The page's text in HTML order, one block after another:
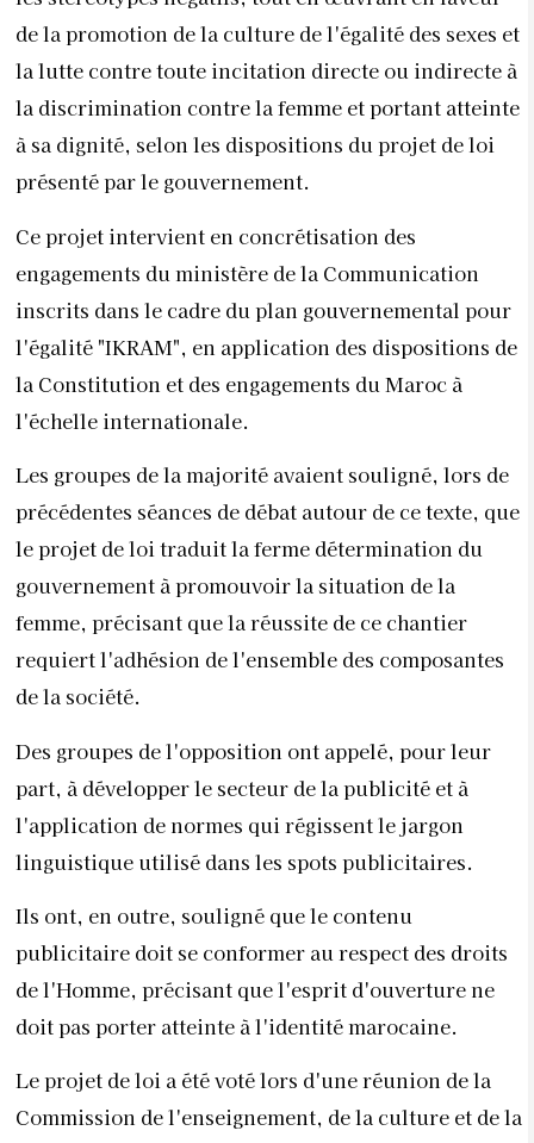
de la promotion de la culture de l'égalité des sexes et
la lutte contre toute incitation directe ou indirecte à
la discrimination contre la femme et portant atteinte
à sa dignité, selon les dispositions du projet de loi
présenté par le gouvernement.
Ce projet intervient en concrétisation des
engagements du ministère de la Communication
inscrits dans le cadre du plan gouvernemental pour
l'égalité "IKRAM", en application des dispositions de
la Constitution et des engagements du Maroc à
l'échelle internationale.
Les groupes de la majorité avaient souligné, lors de
précédentes séances de débat autour de ce texte, que
le projet de loi traduit la ferme détermination du
gouvernement à promouvoir la situation de la
femme, précisant que la réussite de ce chantier
requiert l'adhésion de l'ensemble des composantes
de la société.
Des groupes de l'opposition ont appelé, pour leur
part, à développer le secteur de la publicité et à
l'application de normes qui régissent le jargon
linguistique utilisé dans les spots publicitaires.
Ils ont, en outre, souligné que le contenu
publicitaire doit se conformer au respect des droits
de l'Homme, précisant que l'esprit d'ouverture ne
doit pas porter atteinte à l'identité marocaine.
Le projet de loi a été voté lors d'une réunion de la
Commission de l'enseignement, de la culture et de la